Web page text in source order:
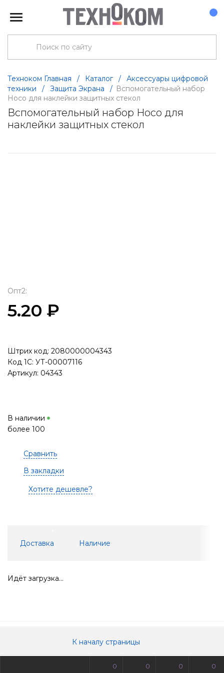
0 0 0 0
Техноком Главная / Каталог /
Аксессуары цифровой
техники
/ Защита Экрана / Вспомогательный набор
Hoco для наклейки защитных стекол
Вспомогательный набор Hoco для
наклейки защитных стекол
Опт2:
5.20 ₽
Штрих код: 2080000004343
Код 1С: УТ-00007116
Артикул: 04343
В наличии
более 100
Сравнить
В закладки
Хотите дешевле?
Доставка Наличие
Идёт загрузка...
К началу страницы
© Все права защищены. Информация сайта защищена законом об авторских правах.